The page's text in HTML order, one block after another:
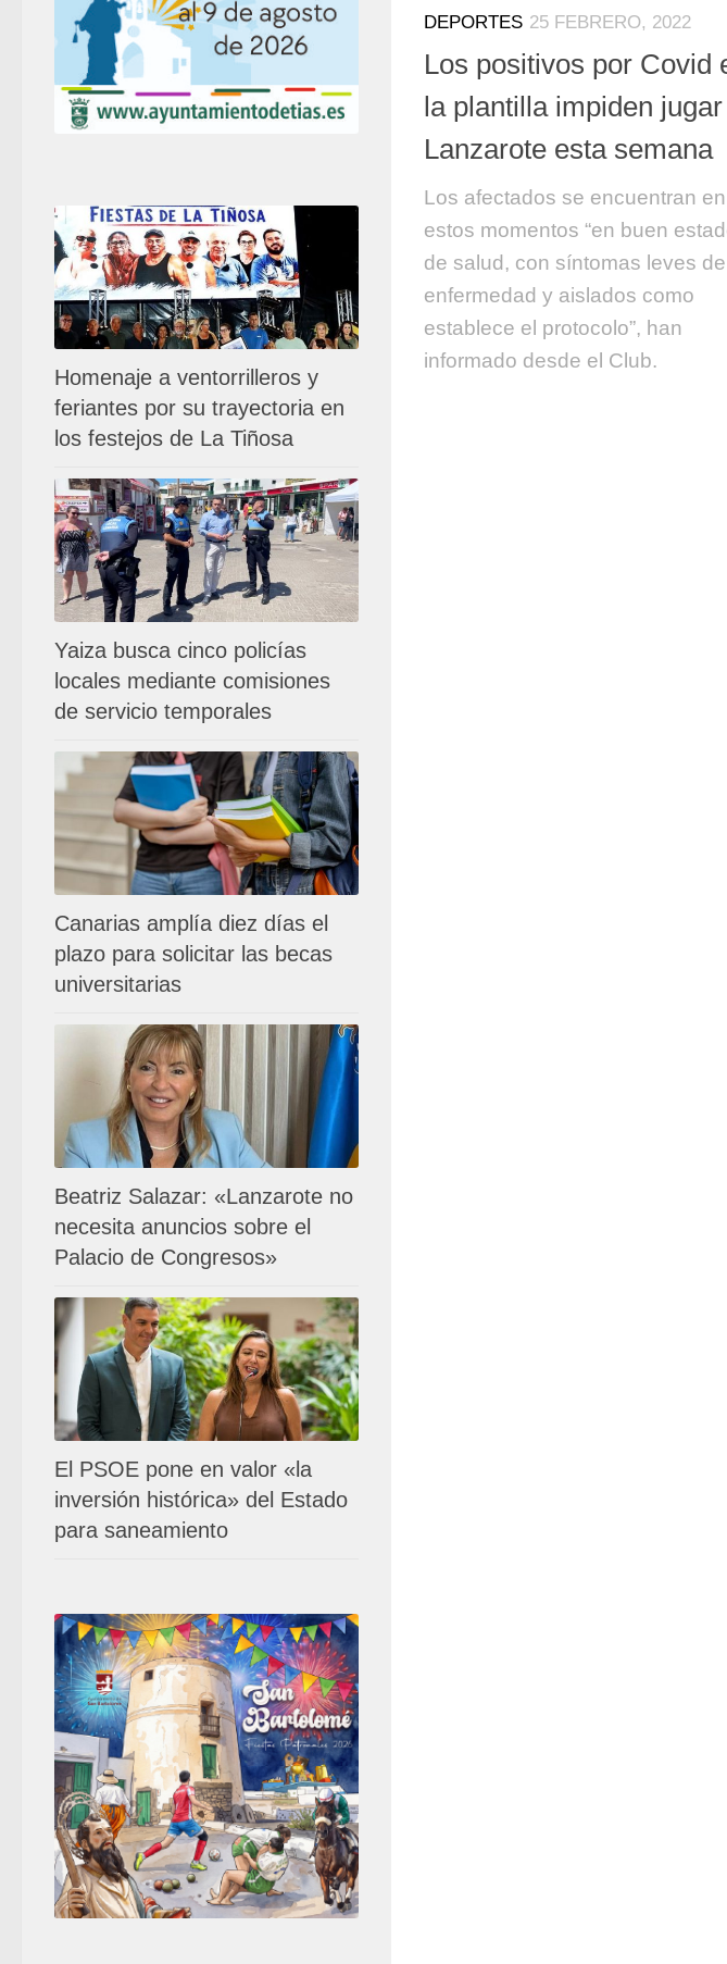
DEPORTES 25 FEBRERO, 2022
Los positivos por Covid
la plantilla impiden jugar
Lanzarote esta semana
Los afectados se encuentran en
estos momentos “en buen
de salud, con síntomas leves
enfermedad y aislados como
establece el protocolo”, han
informado desde el Club.
Homenaje a ventorrilleros y
feriantes por su trayectoria en
los festejos de La Tiñosa
Yaiza busca cinco policías
locales mediante comisiones
de servicio temporales
Canarias amplía diez días el
plazo para solicitar las becas
universitarias
Beatriz Salazar: «Lanzarote no
necesita anuncios sobre el
Palacio de Congresos»
El PSOE pone en valor «la
inversión histórica» del Estado
para saneamiento